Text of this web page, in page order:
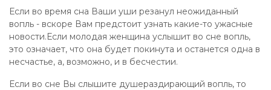
Если во время сна Ваши уши резанул неожиданный
вопль - вскоре Вам предстоит узнать какие-то ужасные
новости.Если молодая женщина услышит во сне вопль,
это означает, что она будет покинута и останется одна в
несчастье, а, возможно, и в бесчестии.
Если во сне Вы слышите душераздирающий вопль, то